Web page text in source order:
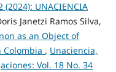
UNACIENCIA
Janetzi Ramos Silva,
as an Object of
Colombia , Unaciencia,
Vol. 18 No. 34